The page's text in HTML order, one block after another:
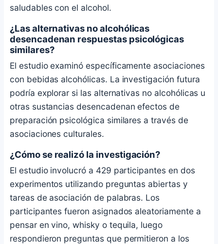
saludables con el alcohol.
¿Las alternativas no alcohólicas
desencadenan respuestas psicológicas
similares?
El estudio examinó específicamente asociaciones
con bebidas alcohólicas. La investigación futura
podría explorar si las alternativas no alcohólicas u
otras sustancias desencadenan efectos de
preparación psicológica similares a través de
asociaciones culturales.
¿Cómo se realizó la investigación?
El estudio involucró a 429 participantes en dos
experimentos utilizando preguntas abiertas y
tareas de asociación de palabras. Los
participantes fueron asignados aleatoriamente a
pensar en vino, whisky o tequila, luego
respondieron preguntas que permitieron a los